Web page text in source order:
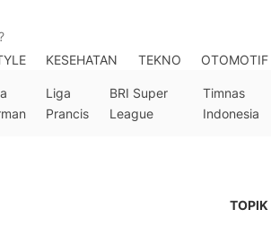
KESEHATAN TEKNO OTOMOTIF
Liga
Prancis
BRI Super
League
Timnas
Indonesia
TOPIK